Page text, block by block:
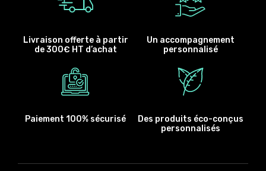
Livraison offerte à partir
de 300€ HT d’achat
Un accompagnement
personnalisé
Paiement 100% sécurisé
Des produits éco-conçus
personnalisés